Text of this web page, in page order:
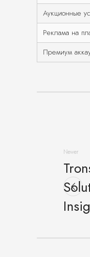
Аукционные
Реклама на
Премиум
Newer